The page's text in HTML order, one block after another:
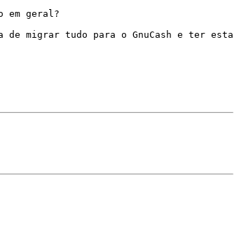
em geral?
migrar tudo para o GnuCash e ter esta